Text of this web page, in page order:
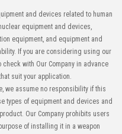
and devices related to human
equipment and devices,
equipment, and equipment and
If you are considering using our
with Our Company in advance
suit your application.
we assume no responsibility if this
types of equipment and devices and
Our Company prohibits users
of installing it in a weapon